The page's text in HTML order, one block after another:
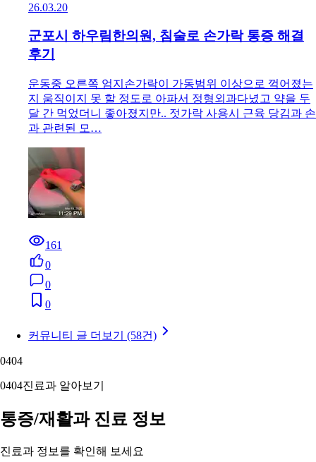
26.03.20
군포시 하우림한의원, 침술로 손가락 통증 해결
후기
운동중 오른쪽 엄지손가락이 가동범위 이상으로 꺽어졌는
지 움직이지 못 할 정도로 아파서 정형외과다녔고 약을 두
달 간 먹었더니 좋아졌지만.. 젓가락 사용시 근육 당김과 손
과 관련된 모…
161
0
0
0
커뮤니티 글 더보기 (58건)
0404
0404진료과 알아보기
통증/재활과 진료 정보
진료과 정보를 확인해 보세요